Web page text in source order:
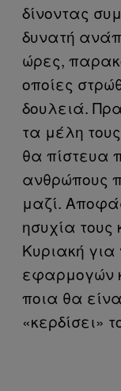
δίνοντας
δυνατή
ώρες,
οποίες
δουλειά.
τα μέλη
θα πίστευα
ανθρώπους
μαζί.
ησυχία τους
Κυριακή
εφαρμογών
ποια θα
«κερδίσει»